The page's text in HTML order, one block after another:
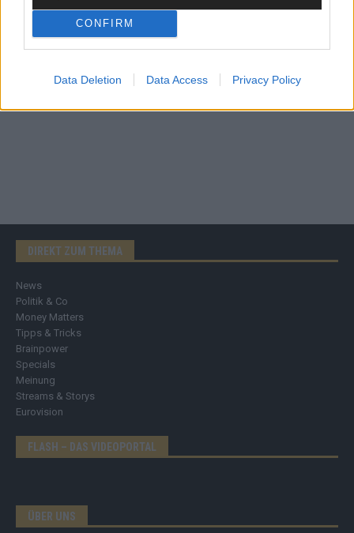
CONFIRM
Data Deletion Data Access Privacy Policy
DIREKT ZUM THEMA
News
Politik & Co
Money Matters
Tipps & Tricks
Brainpower
Specials
Meinung
Streams & Storys
Eurovision
FLASH – DAS VIDEOPORTAL
ÜBER UNS